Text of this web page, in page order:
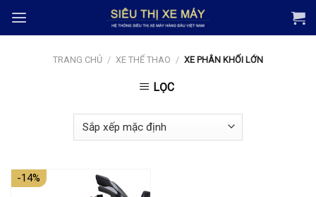
TRANG CHỦ / XE THỂ THAO / XE PHÂN KHỐI LỚN
LỌC
-14%